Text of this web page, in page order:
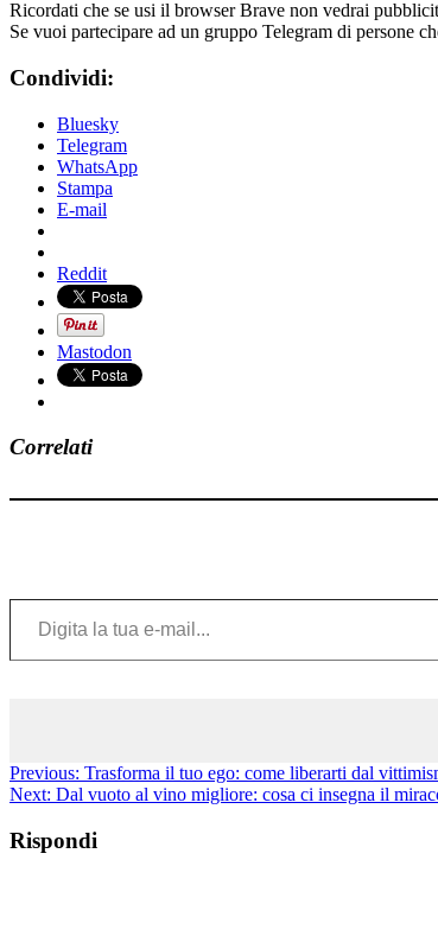
Ricordati che se usi il browser Brave non vedrai
Se vuoi partecipare ad un gruppo Telegram di persone
Condividi:
Bluesky
Telegram
WhatsApp
Stampa
E-mail
Reddit
Mastodon
Correlati
Digita la tua e-mail...
Previous: Trasforma il tuo ego: come liberarti dal
Next: Dal vuoto al vino migliore: cosa ci insegna il
Rispondi